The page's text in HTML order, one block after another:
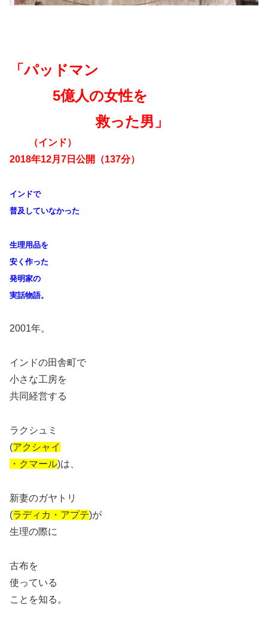
「パッドマン
5億人の女性を
救った男」
（インド）
2018年12月7日公開（137分）
インドで
普及していなかった
生理用品を
安く作った
発明家の
実話物語。
2001年。
インドの田舎町で
小さな工房を
共同経営する
ラクシュミ
(アクシャイ
・クマール)は、
新妻のガヤトリ
(ラディカ・アプテ)が
生理の際に
古布を
使っている
ことを知る。